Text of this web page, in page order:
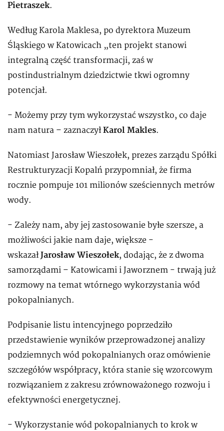
Pietraszek.
Według Karola Maklesa, po dyrektora Muzeum
Śląskiego w Katowicach „ten projekt stanowi
integralną część transformacji, zaś w
postindustrialnym dziedzictwie tkwi ogromny
potencjał.
- Możemy przy tym wykorzystać wszystko, co daje
nam natura – zaznaczyłKarol Makles.
Natomiast Jarosław Wieszołek, prezes zarządu Spółki
Restrukturyzacji Kopalń przypomniał, że firma
rocznie pompuje 101 milionów sześciennych metrów
wody.
- Zależy nam, aby jej zastosowanie byłe szersze, a
możliwości jakie nam daje, większe -
wskazałJarosław Wieszołek, dodając, że z dwoma
samorządami – Katowicami i Jaworznem - trwają już
rozmowy na temat wtórnego wykorzystania wód
pokopalnianych.
Podpisanie listu intencyjnego poprzedziło
przedstawienie wyników przeprowadzonej analizy
podziemnych wód pokopalnianych oraz omówienie
szczegółów współpracy, która stanie się wzorcowym
rozwiązaniem z zakresu zrównoważonego rozwoju i
efektywności energetycznej.
- Wykorzystanie wód pokopalnianych to krok w